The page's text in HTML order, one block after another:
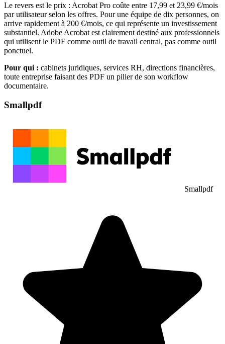
Le revers est le prix : Acrobat Pro coûte entre 17,99 et 23,99 €/mois
par utilisateur selon les offres. Pour une équipe de dix personnes, on
arrive rapidement à 200 €/mois, ce qui représente un investissement
substantiel. Adobe Acrobat est clairement destiné aux professionnels
qui utilisent le PDF comme outil de travail central, pas comme outil
ponctuel.
Pour qui : cabinets juridiques, services RH, directions financières,
toute entreprise faisant des PDF un pilier de son workflow
documentaire.
Smallpdf
Smallpdf